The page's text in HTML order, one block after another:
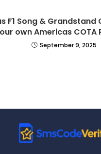
F1 Song & Grandstand
own Americas
September 9, 2025